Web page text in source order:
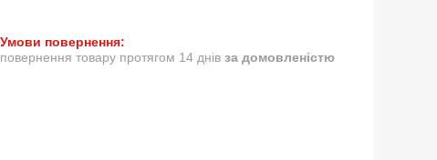
повернення товару протягом 14 днів за домовленістю